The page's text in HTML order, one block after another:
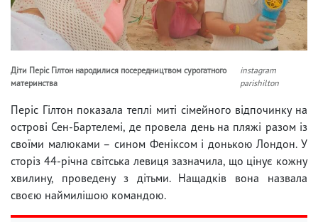
Діти Періс Гілтон народилися посередництвом сурогатного
материнства
instagram
parishilton
Періс Гілтон показала теплі миті сімейного відпочинку на
острові Сен-Бартелемі, де провела день на пляжі разом із
своїми малюками – сином Феніксом і донькою Лондон. У
сторіз 44-річна світська левиця зазначила, що цінує кожну
хвилину, проведену з дітьми. Нащадків вона назвала
своєю наймилішою командою.